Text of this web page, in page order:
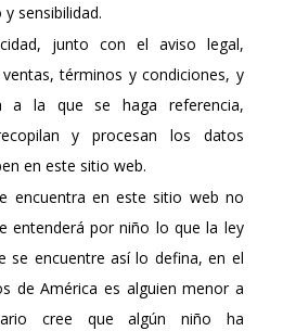
sensibilidad.
junto con el aviso legal,
términos y condiciones, y
a la que se haga referencia,
y procesan los datos
en este sitio web.
encuentra en este sitio web no
entenderá por niño lo que la ley
se encuentre así lo defina, en el
de América es alguien menor a
cree que algún niño ha